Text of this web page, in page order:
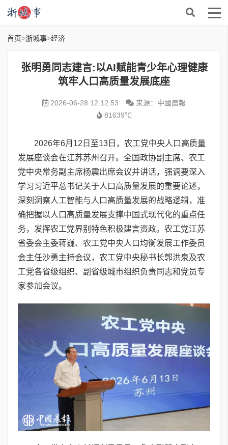
首页>浙城事>经济
张明勇同志建言:以AI赋能青少年心理健康
筑牢人口高质量发展底座
2026-06-28 12:12:53
来源：中國晨報
81639℃
2026年6月12日至13日，农工党中央人口高质量
发展座谈会在江苏苏州召开。全国政协副主席、农工
党中央常务副主席杨震出席会议并讲话，强调要深入
学习习近平总书记关于人口高质量发展的重要论述，
深刻洞察人工智能与人口高质量发展的战略逻辑，准
确把握以人口高质量发展支撑中国式现代化的重点任
务，发挥农工党界别特色积极建言资政。农工党江苏
省委会主委蒋巍、农工党中央人口均衡发展工作委员
会主任沙勇主持会议，农工党中央秘书长郭洪泉及农
工党各省级组织、副省级城市组织负责同志和党员专
家参加会议。